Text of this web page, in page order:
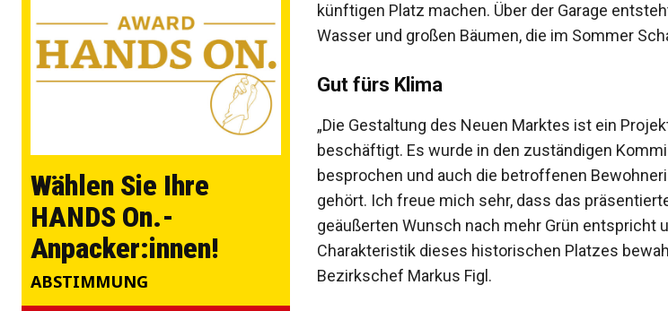
Wählen Sie Ihre
HANDS On.-
Anpacker:innen!
ABSTIMMUNG
künftigen Platz machen. Über der Garage
Wasser und großen Bäumen, die im Sommer
Gut fürs Klima
„Die Gestaltung des Neuen Marktes ist ein
beschäftigt. Es wurde in den zuständigen
besprochen und auch die betroffenen
gehört. Ich freue mich sehr, dass das
geäußerten Wunsch nach mehr Grün entspricht
Charakteristik ­dieses historischen Platzes
Bezirkschef ­Markus Figl.